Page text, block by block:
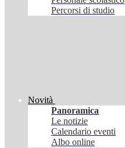
Percorsi di studio
Novità
Panoramica
Le notizie
Calendario eventi
Albo online